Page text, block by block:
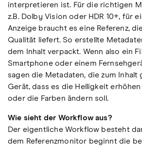
interpretieren ist. Für die richtigen
z.B. Dolby Vision oder HDR 10+, für
Anzeige braucht es eine Referenz,
Qualität liefert. So erstellte
dem Inhalt verpackt. Wenn also ein
Smartphone oder einem
sagen die Metadaten, die zum Inhalt
Gerät, dass es die Helligkeit
oder die Farben ändern soll.
Wie sieht der Workflow aus?
Der eigentliche Workflow besteht
dem Referenzmonitor beginnt die